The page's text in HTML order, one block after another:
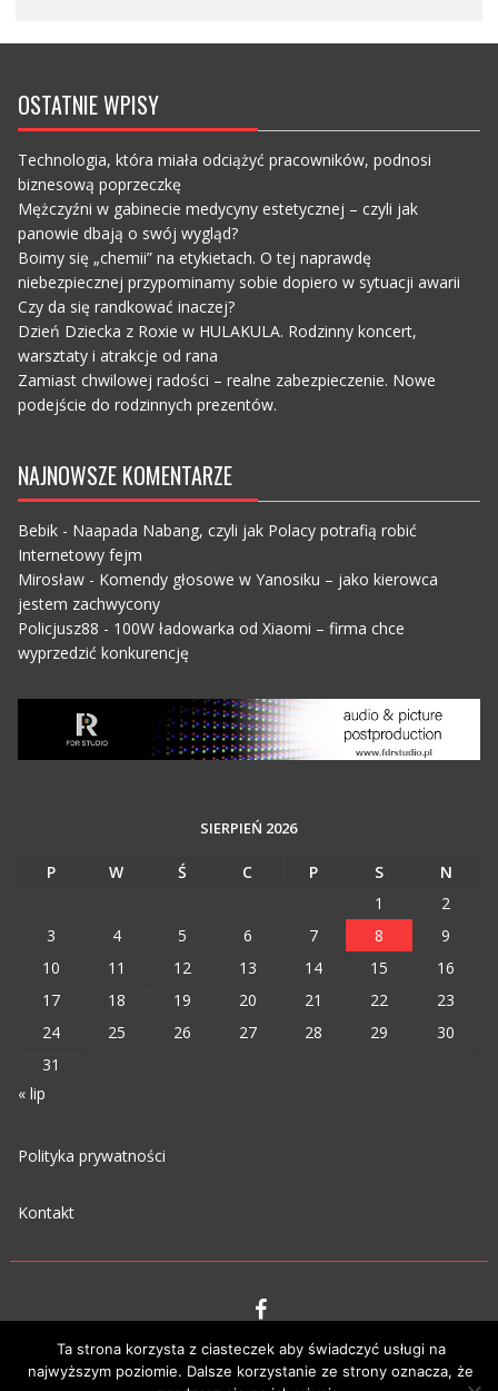
OSTATNIE WPISY
Technologia, która miała odciążyć pracowników, podnosi
biznesową poprzeczkę
Mężczyźni w gabinecie medycyny estetycznej – czyli jak
panowie dbają o swój wygląd?
Boimy się „chemii” na etykietach. O tej naprawdę
niebezpiecznej przypominamy sobie dopiero w sytuacji awarii
Czy da się randkować inaczej?
Dzień Dziecka z Roxie w HULAKULA. Rodzinny koncert,
warsztaty i atrakcje od rana
Zamiast chwilowej radości – realne zabezpieczenie. Nowe
podejście do rodzinnych prezentów.
NAJNOWSZE KOMENTARZE
Bebik- Naapada Nabang, czyli jak Polacy potrafią robić
Internetowy fejm
Mirosław- Komendy głosowe w Yanosiku – jako kierowca
jestem zachwycony
Policjusz88 - 100W ładowarka od Xiaomi – firma chce
wyprzedzić konkurencję
SIERPIEŃ 2026
P W Ś C P S
N
1
2
3
4 5 6 7 8
9
10
11 12 13 14 15
16
17
18 19 20 21 22
23
24
25 26 27 28 29
30
31
« lip
Polityka prywatności
Kontakt
VIPM © 2023
Ta strona korzysta z ciasteczek aby świadczyć usługi na
najwyższym poziomie. Dalsze korzystanie ze strony oznacza, że